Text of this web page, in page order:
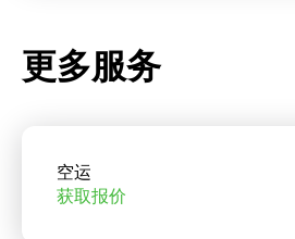
更多服务
空运
获取报价